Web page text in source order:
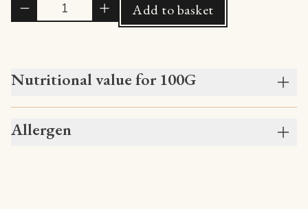
Add to basket
Nutritional value for 100G
Allergen